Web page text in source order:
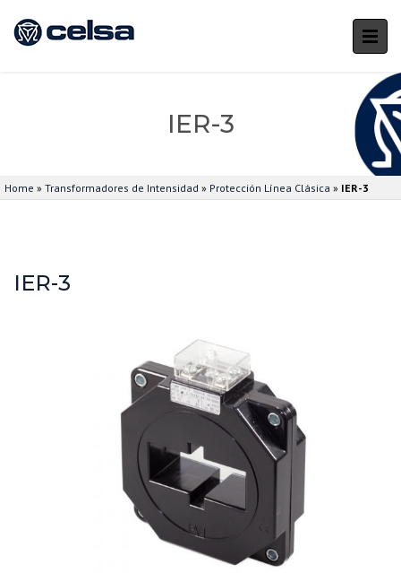
IER-3
Home » Transformadores de Intensidad » Protección Línea Clásica » IER-3
IER-3